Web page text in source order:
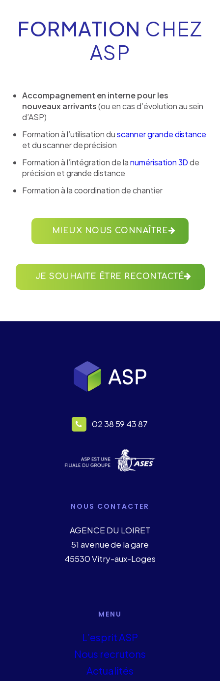
FORMATION CHEZ
ASP
Accompagnement en interne pour les
nouveaux arrivants(ou en cas d’évolution au sein
d’ASP)
Formation à l’utilisation duscanner grande distance
et du scanner de précision
Formation à l’intégration de lanumérisation 3Dde
précision et grande distance
Formation à la coordination de chantier
MIEUX NOUS CONNAÎTRE
JE SOUHAITE ÊTRE RECONTACTÉ
02 38 59 43 87
NOUS CONTACTER
AGENCE DU LOIRET
51 avenue de la gare
45530 Vitry-aux-Loges
MENU
L’esprit ASP
Nous recrutons
Actualités